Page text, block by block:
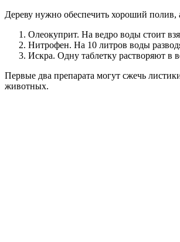
Дереву нужно обеспечить хороший полив,
Олеокуприт. На ведро воды стоит
Нитрофен. На 10 литров воды
Искра. Одну таблетку растворяют в
Первые два препарата могут сжечь
животных.